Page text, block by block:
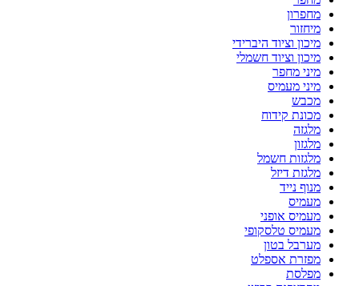
מחפרון
מיחזור
מיכון וציוד היברידי
מיכון וציוד חשמלי
מיני מחפר
מיני מעמיס
מכבש
מכונת קידוח
מלגזה
מלגזון
מלגזות חשמל
מלגזת דיזל
מנוף נייד
מעמיס
מעמיס אופני
מעמיס טלסקופי
מערבל בטון
מפזרת אספלט
מפלסת